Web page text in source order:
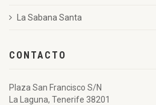
La Sabana Santa
CONTACTO
Plaza San Francisco S/N
La Laguna, Tenerife 38201